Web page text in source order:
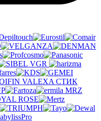
VGR
VALEXA СТИК
MRZ